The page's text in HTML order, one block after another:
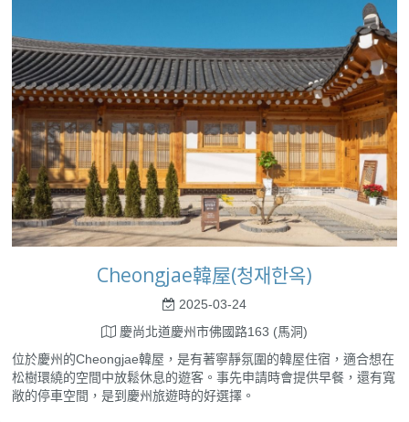
Cheongjae韓屋(청재한옥)
2025-03-24
慶尚北道慶州市佛國路163 (馬洞)
位於慶州的Cheongjae韓屋，是有著寧靜氛圍的韓屋住宿，適合想在
松樹環繞的空間中放鬆休息的遊客。事先申請時會提供早餐，還有寬
敞的停車空間，是到慶州旅遊時的好選擇。